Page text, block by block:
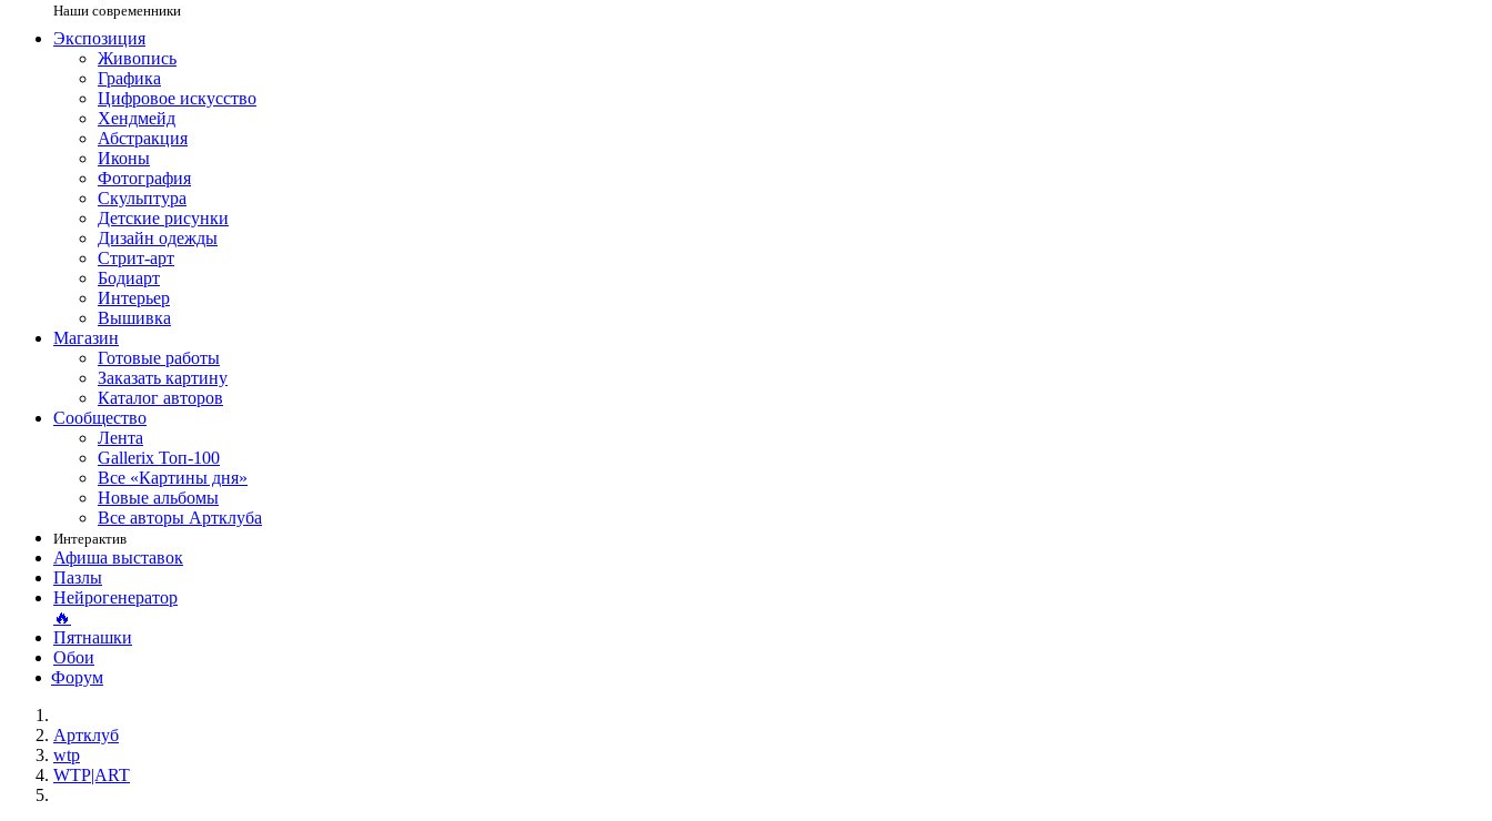
Наши современники
Экспозиция
Живопись
Графика
Цифровое искусство
Хендмейд
Абстракция
Иконы
Фотография
Скульптура
Детские рисунки
Дизайн одежды
Стрит-арт
Бодиарт
Интерьер
Вышивка
Магазин
Готовые работы
Заказать картину
Каталог авторов
Сообщество
Лента
Gallerix Топ-100
Все «Картины дня»
Новые альбомы
Все авторы Артклуба
Интерактив
Афиша выставок
Пазлы
Нейрогенератор
🔥
Пятнашки
Обои
Форум
Артклуб
wtp
WTP|ART